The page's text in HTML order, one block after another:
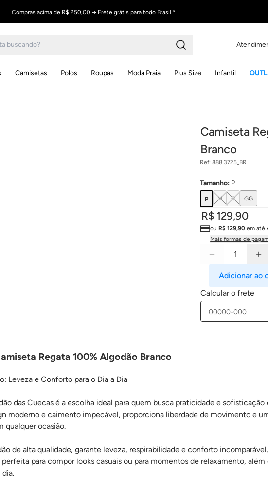
Compras acima de R$ 250,00 → Frete grátis para todo Brasil.*
Camisetas Polos Roupas Moda Praia Plus Size Infantil
Camiseta
Branco
Ref: 888.3725_BR
Tamanho:P
P M G GG
R$ 129,90
ou R$ 129,90 em até
Mais formas de
Adicionar ao
Calcular o frete
Regata 100% Algodão Branco
Leveza e Conforto para o Dia a Dia
das Cuecas é a escolha ideal para quem busca praticidade e sofisticação
moderno e caimento impecável, proporciona liberdade de movimento e
qualquer ocasião.
de alta qualidade, garante leveza, respirabilidade e conforto
perfeita para compor looks casuais ou para momentos de relaxamento, além